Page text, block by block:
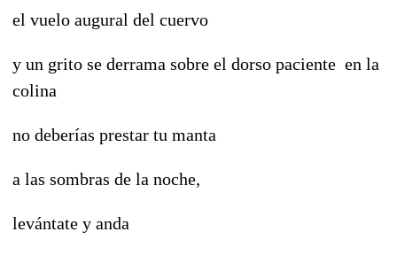
el vuelo augural del cuervo
y un grito se derrama sobre el dorso paciente en la
colina
no deberías prestar tu manta
a las sombras de la noche,
levántate y anda